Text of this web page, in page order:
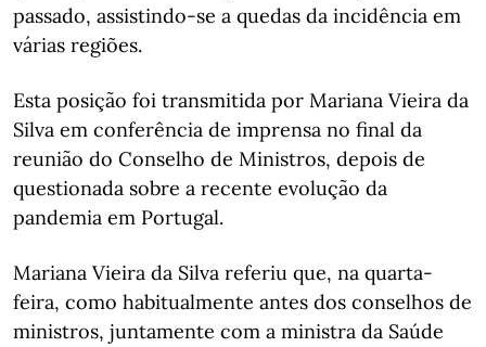
passado, assistindo-se a quedas da incidência em
várias regiões.
Esta posição foi transmitida por Mariana Vieira da
Silva em conferência de imprensa no final da
reunião do Conselho de Ministros, depois de
questionada sobre a recente evolução da
pandemia em Portugal.
Mariana Vieira da Silva referiu que, na quarta-
feira, como habitualmente antes dos conselhos de
ministros, juntamente com a ministra da Saúde